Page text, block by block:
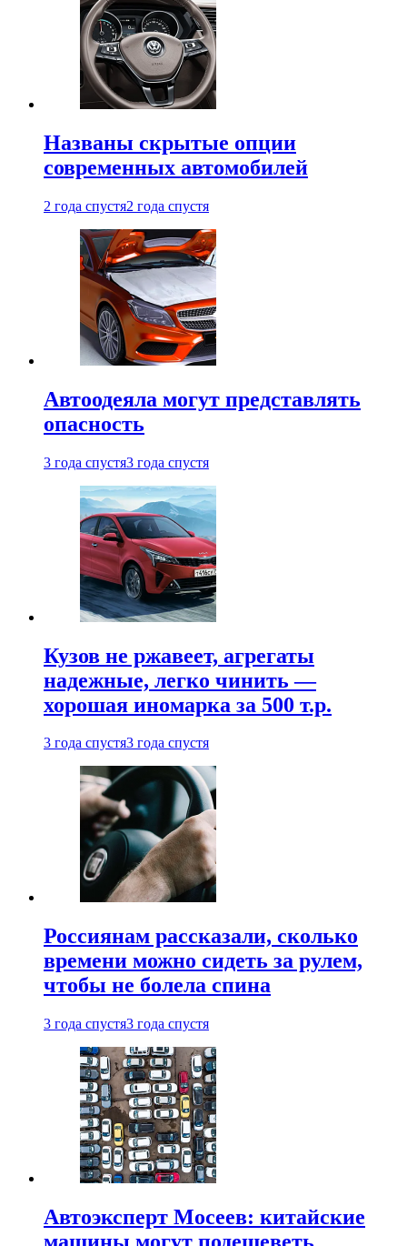
Названы скрытые опции
современных автомобилей
2 года спустя2 года спустя
Автоодеяла могут представлять
опасность
3 года спустя3 года спустя
Кузов не ржавеет, агрегаты
надежные, легко чинить —
хорошая иномарка за 500 т.р.
3 года спустя3 года спустя
Россиянам рассказали, сколько
времени можно сидеть за рулем,
чтобы не болела спина
3 года спустя3 года спустя
Автоэксперт Мосеев: китайские